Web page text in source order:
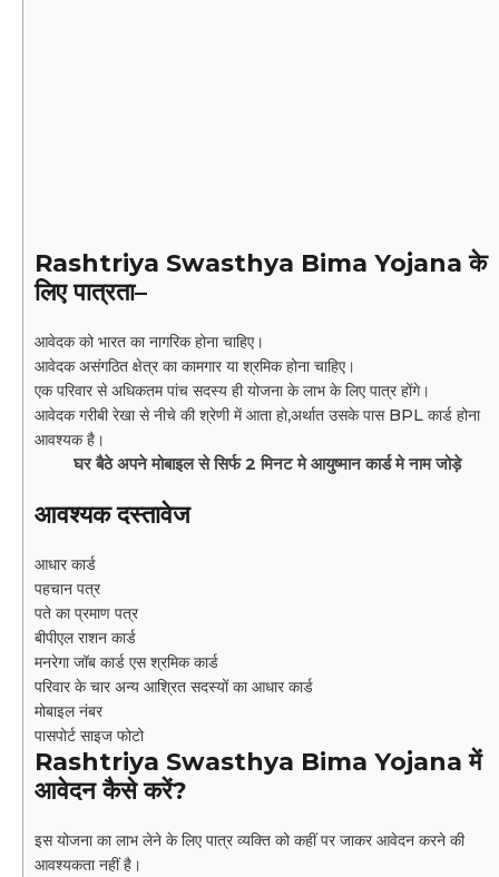
Rashtriya Swasthya Bima Yojanaके
लिए पात्रता–
आवेदक को भारत का नागरिक होना चाहिए।
आवेदक असंगठित क्षेत्र का कामगार या श्रमिक होना चाहिए।
एक परिवार से अधिकतम पांच सदस्य ही योजना के लाभ के लिए पात्र होंगे।
आवेदक गरीबी रेखा से नीचे की श्रेणी में आता हो,अर्थात उसके पास BPL कार्ड होना
आवश्यक है।
घर बैठे अपने मोबाइल से सिर्फ 2 मिनट मे आयुष्मान कार्ड मे नाम जोड़े
आवश्यक दस्तावेज
आधार कार्ड
पहचान पत्र
पते का प्रमाण पत्र
बीपीएल राशन कार्ड
मनरेगा जॉब कार्ड एस श्रमिक कार्ड
परिवार के चार अन्य आश्रित सदस्यों का आधार कार्ड
मोबाइल नंबर
पासपोर्ट साइज फोटो
Rashtriya Swasthya Bima Yojanaमें
आवेदन कैसे करें?
इस योजना का लाभ लेने के लिए पात्र व्यक्ति को कहीं पर जाकर आवेदन करने की
आवश्यकता नहीं है।